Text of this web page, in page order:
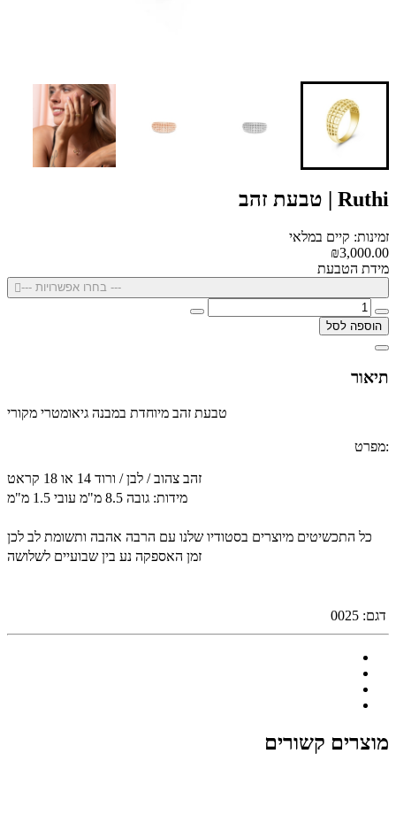
Ruthi | טבעת זהב
זמינות: קיים במלאי
₪3,000.00
מידת הטבעת
--- בחרו אפשרויות ---
הוספה לסל
תיאור
טבעת זהב מיוחדת במבנה גיאומטרי מקורי
:מפרט
זהב צהוב / לבן / ורוד 14 או 18 קראט
מידות: גובה 8.5 מ"מ עובי 1.5 מ"מ
כל התכשיטים מיוצרים בסטודיו שלנו עם הרבה אהבה ותשומת לב לכן
זמן האספקה נע בין שבועיים לשלושה
דגם: 0025
מוצרים קשורים